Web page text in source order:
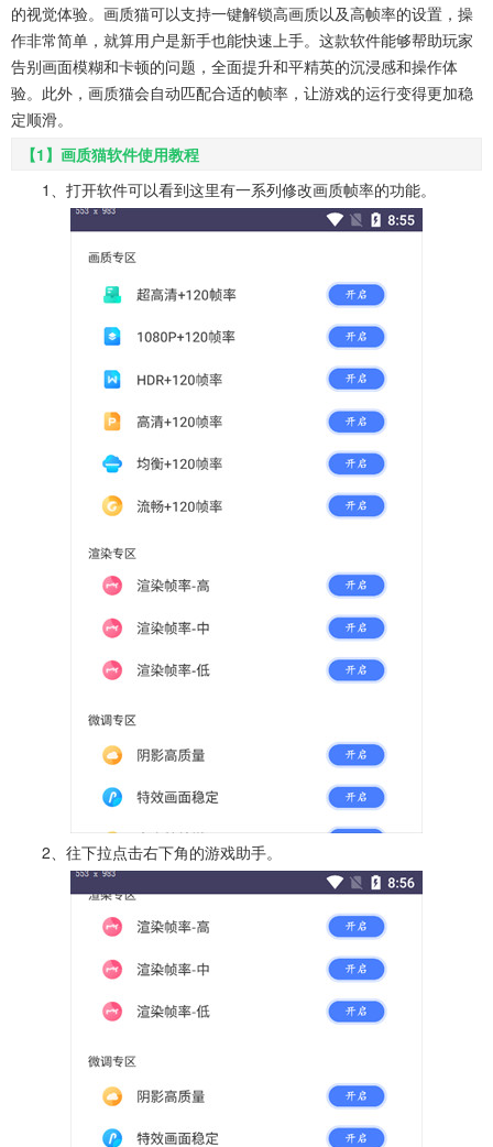
的视觉体验。画质猫可以支持一键解锁高画质以及高帧率的设置，操
作非常简单，就算用户是新手也能快速上手。这款软件能够帮助玩家
告别画面模糊和卡顿的问题，全面提升和平精英的沉浸感和操作体
验。此外，画质猫会自动匹配合适的帧率，让游戏的运行变得更加稳
定顺滑。
【1】画质猫软件使用教程
1、打开软件可以看到这里有一系列修改画质帧率的功能。
2、往下拉点击右下角的游戏助手。